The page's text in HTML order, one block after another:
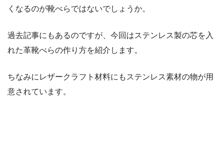
くなるのが靴べらではないでしょうか。
過去記事にもあるのですが、今回はステンレス製の芯を入
れた革靴べらの作り方を紹介します。
ちなみにレザークラフト材料にもステンレス素材の物が用
意されています。